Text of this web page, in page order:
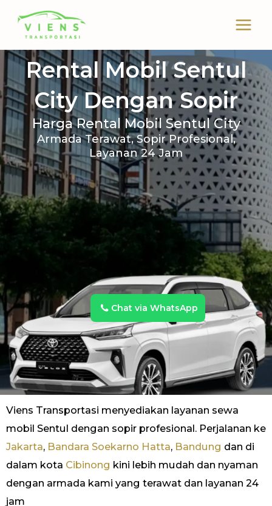
Rental Mobil Sentul
City Dengan Sopir
Harga Rental Mobil Sentul City
Armada Terawat, Sopir Profesional,
Layanan 24 Jam
Chat via WhatsApp
Viens Transportasi menyediakan layanan sewa
mobil Sentul dengan sopir profesional. Perjalanan ke
Jakarta, Bandara Soekarno Hatta, Bandung dan di
dalam kota Cibinong kini lebih mudah dan nyaman
dengan armada kami yang terawat dan layanan 24
jam